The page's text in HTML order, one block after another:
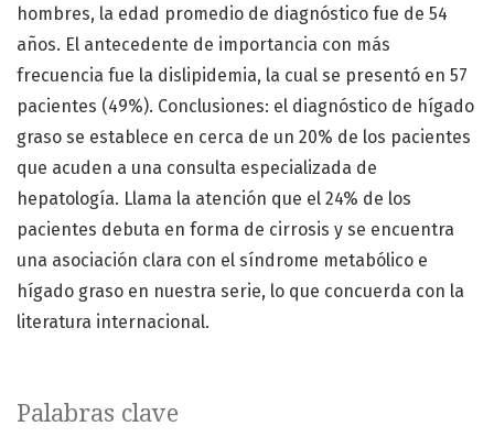
Palabras clave
hombres, la edad promedio de diagnóstico fue de 54
años. El antecedente de importancia con más
frecuencia fue la dislipidemia, la cual se presentó en 57
pacientes (49%). Conclusiones: el diagnóstico de hígado
graso se establece en cerca de un 20% de los pacientes
que acuden a una consulta especializada de
hepatología. Llama la atención que el 24% de los
pacientes debuta en forma de cirrosis y se encuentra
una asociación clara con el síndrome metabólico e
hígado graso en nuestra serie, lo que concuerda con la
literatura internacional.